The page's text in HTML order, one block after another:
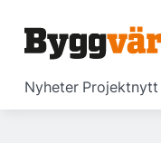
Nyheter Projektnytt